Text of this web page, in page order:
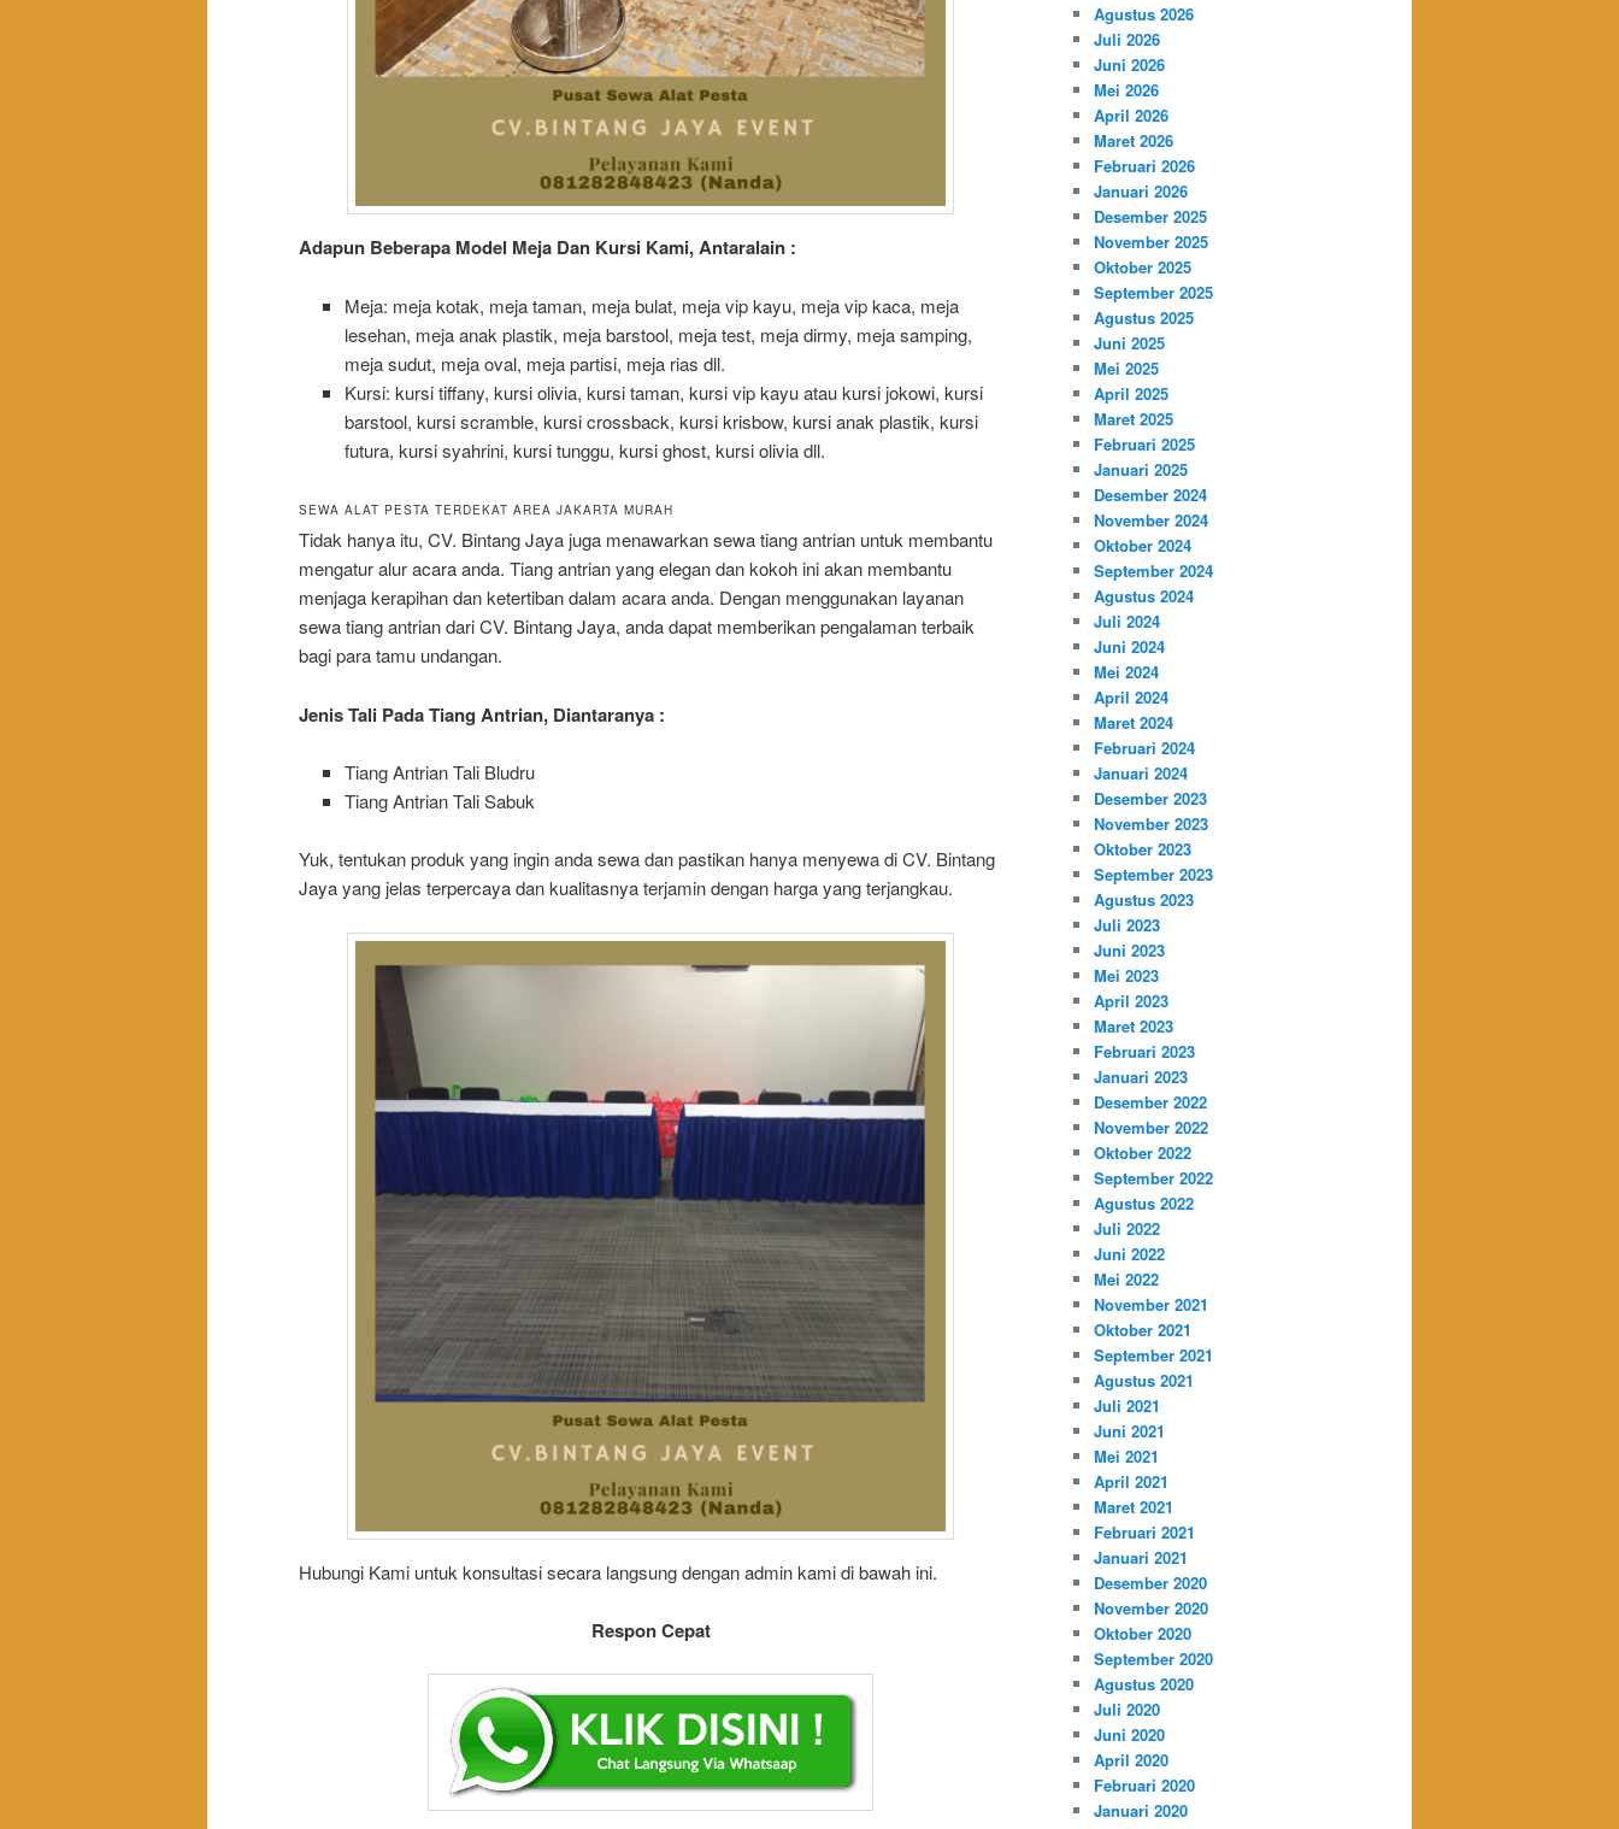
Adapun Beberapa Model Meja Dan Kursi Kami, Antaralain :
Meja: meja kotak, meja taman, meja bulat, meja vip kayu, meja vip kaca, meja
lesehan, meja anak plastik, meja barstool, meja test, meja dirmy, meja samping,
meja sudut, meja oval, meja partisi, meja rias dll.
Kursi: kursi tiffany, kursi olivia, kursi taman, kursi vip kayu atau kursi jokowi, kursi
barstool, kursi scramble, kursi crossback, kursi krisbow, kursi anak plastik, kursi
futura, kursi syahrini, kursi tunggu, kursi ghost, kursi olivia dll.
SEWA ALAT PESTA TERDEKAT AREA JAKARTA MURAH
Tidak hanya itu, CV. Bintang Jaya juga menawarkan sewa tiang antrian untuk membantu
mengatur alur acara anda. Tiang antrian yang elegan dan kokoh ini akan membantu
menjaga kerapihan dan ketertiban dalam acara anda. Dengan menggunakan layanan
sewa tiang antrian dari CV. Bintang Jaya, anda dapat memberikan pengalaman terbaik
bagi para tamu undangan.
Jenis Tali Pada Tiang Antrian, Diantaranya :
Tiang Antrian Tali Bludru
Tiang Antrian Tali Sabuk
Yuk, tentukan produk yang ingin anda sewa dan pastikan hanya menyewa di CV. Bintang
Jaya yang jelas terpercaya dan kualitasnya terjamin dengan harga yang terjangkau.
Hubungi Kami untuk konsultasi secara langsung dengan admin kami di bawah ini.
Respon Cepat
Agustus 2026
Juli 2026
Juni 2026
Mei 2026
April 2026
Maret 2026
Februari 2026
Januari 2026
Desember 2025
November 2025
Oktober 2025
September 2025
Agustus 2025
Juni 2025
Mei 2025
April 2025
Maret 2025
Februari 2025
Januari 2025
Desember 2024
November 2024
Oktober 2024
September 2024
Agustus 2024
Juli 2024
Juni 2024
Mei 2024
April 2024
Maret 2024
Februari 2024
Januari 2024
Desember 2023
November 2023
Oktober 2023
September 2023
Agustus 2023
Juli 2023
Juni 2023
Mei 2023
April 2023
Maret 2023
Februari 2023
Januari 2023
Desember 2022
November 2022
Oktober 2022
September 2022
Agustus 2022
Juli 2022
Juni 2022
Mei 2022
November 2021
Oktober 2021
September 2021
Agustus 2021
Juli 2021
Juni 2021
Mei 2021
April 2021
Maret 2021
Februari 2021
Januari 2021
Desember 2020
November 2020
Oktober 2020
September 2020
Agustus 2020
Juli 2020
Juni 2020
April 2020
Februari 2020
Januari 2020